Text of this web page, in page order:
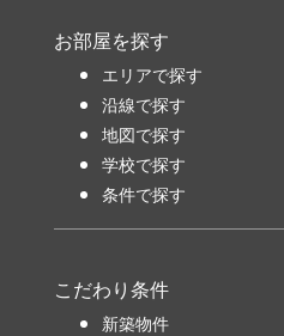
お部屋を探す
エリアで探す
沿線で探す
地図で探す
学校で探す
条件で探す
こだわり条件
新築物件